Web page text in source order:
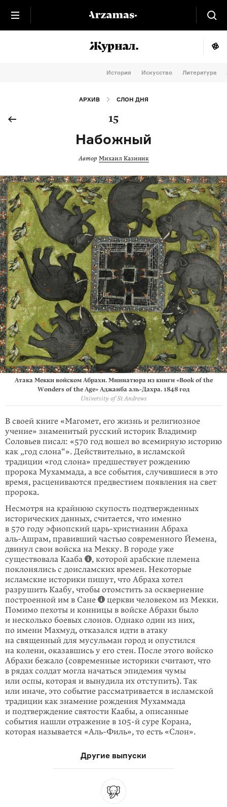
История Искусство Литература
АРХИВ СЛОН ДНЯ
15
Набожный
Автор Михаил Казиник
Атака Мекки войском Абрахи. Миниатюра из книги «Book of the
Wonders of the Age» Аджаиба аль-Дахра. 1848 год
University of St Andrews
В своей книге «Магомет, его жизнь и религиозное
учение» знаменитый русский историк Владимир
Соловьев писал: «570 год вошел во всемирную историю
как „год слона“». Действительно, в исламской
традиции «год слона» предшествует рождению
пророка Мухаммада, а все события, случившиеся в это
время, расцениваются предвестием появления на свет
пророка.
Несмотря на крайнюю скупость подтвержденных
исторических данных, считается, что именно
в 570 году эфиопский царь-христианин Абраха
аль-Ашрам, правивший частью современного Йемена,
двинул свои войска на Мекку. В городе уже
существовала Кааба
, которой арабские племена
поклонялись с доисламских времен. Некоторые
исламские историки пишут, что Абраха хотел
разрушить Каабу, чтобы отомстить за осквернение
постро­енной им в Сане
церкви человеком из Мекки.
Помимо пехоты и конницы в войске Абрахи было
и несколько боевых слонов. Однако один из них,
по имени Махмуд, отказался идти в атаку
на священный для мусульман город и опустился
на колени, оказавшись у его стен. После этого войско
Абрахи бежало (современные историки считают, что
в рядах солдат могла начаться эпидемия чумы
или оспы, которая и вынудила их отступить). Так
или иначе, это событие рассматривается в исламской
традиции как знамение рождения Мухаммада
и подтверждение святости Каабы, а описанные
события нашли отражение в 105-й суре Корана,
которая называется «Аль-Филь», то есть «Слон».
Другие выпуски